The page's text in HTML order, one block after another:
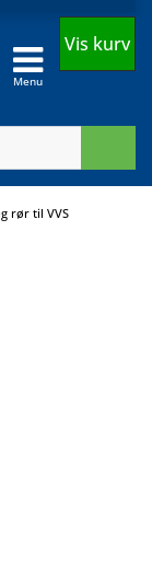
Menu
Vis kurv
rør til VVS